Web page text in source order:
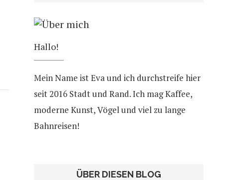
Hallo!
Mein Name ist Eva und ich durchstreife hier
seit 2016 Stadt und Rand. Ich mag Kaffee,
moderne Kunst, Vögel und viel zu lange
Bahnreisen!
ÜBER DIESEN BLOG